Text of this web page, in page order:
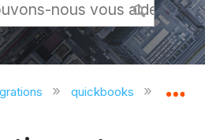
réduire la hiérarchie
quickbooks